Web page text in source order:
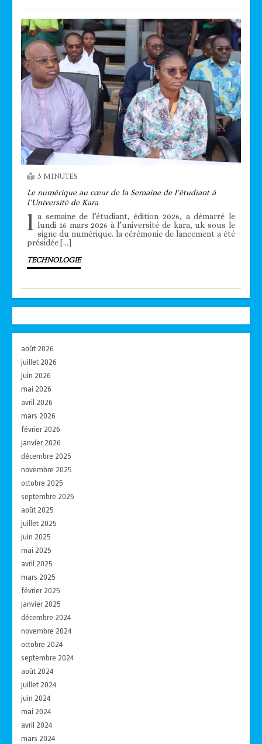
3 MINUTES
Le numérique au cœur de la Semaine de l’étudiant à
l’Université de Kara
l a semaine de l’étudiant, édition 2026, a démarré le
lundi 16 mars 2026 à l’université de kara, uk sous le
signe du numérique. la cérémonie de lancement a été
présidée […]
TECHNOLOGIE
août 2026
juillet 2026
juin 2026
mai 2026
avril 2026
mars 2026
février 2026
janvier 2026
décembre 2025
novembre 2025
octobre 2025
septembre 2025
août 2025
juillet 2025
juin 2025
mai 2025
avril 2025
mars 2025
février 2025
janvier 2025
décembre 2024
novembre 2024
octobre 2024
septembre 2024
août 2024
juillet 2024
juin 2024
mai 2024
avril 2024
mars 2024